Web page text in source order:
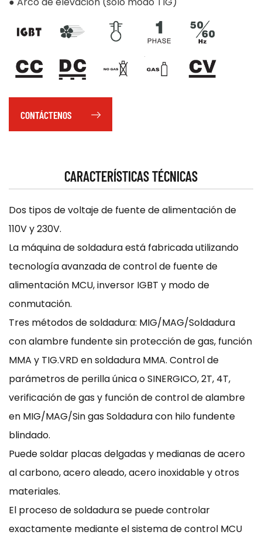
CONTÁCTENOS
CARACTERÍSTICAS TÉCNICAS
Dos tipos de voltaje de fuente de alimentación de
110V y 230V.
La máquina de soldadura está fabricada utilizando
tecnología avanzada de control de fuente de
alimentación MCU, inversor IGBT y modo de
conmutación.
Tres métodos de soldadura: MIG/MAG/Soldadura
con alambre fundente sin protección de gas, función
MMA y TIG.VRD en soldadura MMA. Control de
parámetros de perilla única o SINERGICO, 2T, 4T,
verificación de gas y función de control de alambre
en MIG/MAG/Sin gas Soldadura con hilo fundente
blindado.
Puede soldar placas delgadas y medianas de acero
al carbono, acero aleado, acero inoxidable y otros
materiales.
El proceso de soldadura se puede controlar
exactamente mediante el sistema de control MCU